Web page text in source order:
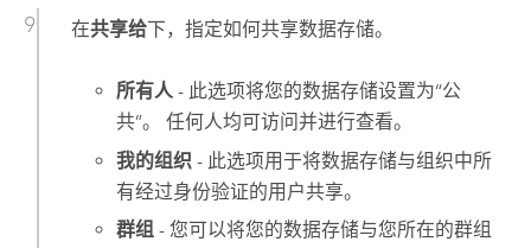
在共享给下，指定如何共享数据存储。
所有人 - 此选项将您的数据存储设置为“公
共”。 任何人均可访问并进行查看。
我的组织 - 此选项用于将数据存储与组织中所
有经过身份验证的用户共享。
群组 - 您可以将您的数据存储与您所在的群组